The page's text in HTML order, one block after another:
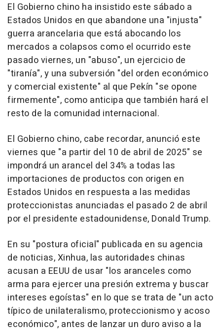
El Gobierno chino ha insistido este sábado a
Estados Unidos en que abandone una "injusta"
guerra arancelaria que está abocando los
mercados a colapsos como el ocurrido este
pasado viernes, un "abuso", un ejercicio de
"tiranía", y una subversión "del orden económico
y comercial existente" al que Pekín "se opone
firmemente", como anticipa que también hará el
resto de la comunidad internacional.
El Gobierno chino, cabe recordar, anunció este
viernes que "a partir del 10 de abril de 2025" se
impondrá un arancel del 34% a todas las
importaciones de productos con origen en
Estados Unidos en respuesta a las medidas
proteccionistas anunciadas el pasado 2 de abril
por el presidente estadounidense, Donald Trump.
En su "postura oficial" publicada en su agencia
de noticias, Xinhua, las autoridades chinas
acusan a EEUU de usar "los aranceles como
arma para ejercer una presión extrema y buscar
intereses egoístas" en lo que se trata de "un acto
típico de unilateralismo, proteccionismo y acoso
económico", antes de lanzar un duro aviso a la